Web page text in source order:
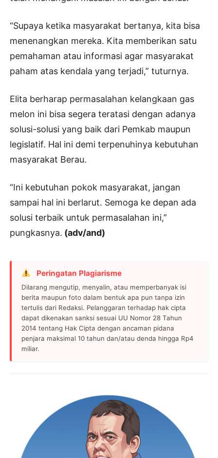
“Supaya ketika masyarakat bertanya, kita bisa
menenangkan mereka. Kita memberikan satu
pemahaman atau informasi agar masyarakat
paham atas kendala yang terjadi,” tuturnya.
Elita berharap permasalahan kelangkaan gas
melon ini bisa segera teratasi dengan adanya
solusi-solusi yang baik dari Pemkab maupun
legislatif. Hal ini demi terpenuhinya kebutuhan
masyarakat Berau.
“Ini kebutuhan pokok masyarakat, jangan
sampai hal ini berlarut. Semoga ke depan ada
solusi terbaik untuk permasalahan ini,”
pungkasnya. (adv/and)
Peringatan Plagiarisme
Dilarang mengutip, menyalin, atau memperbanyak isi
berita maupun foto dalam bentuk apa pun tanpa izin
tertulis dari Redaksi. Pelanggaran terhadap hak cipta
dapat dikenakan sanksi sesuai UU Nomor 28 Tahun
2014 tentang Hak Cipta dengan ancaman pidana
penjara maksimal 10 tahun dan/atau denda hingga Rp4
miliar.